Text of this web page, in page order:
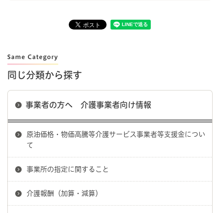
同じ分類から探す
事業者の方へ 介護事業者向け情報
原油価格・物価高騰等介護サービス事業者等支援金につい
て
事業所の指定に関すること
介護報酬（加算・減算）